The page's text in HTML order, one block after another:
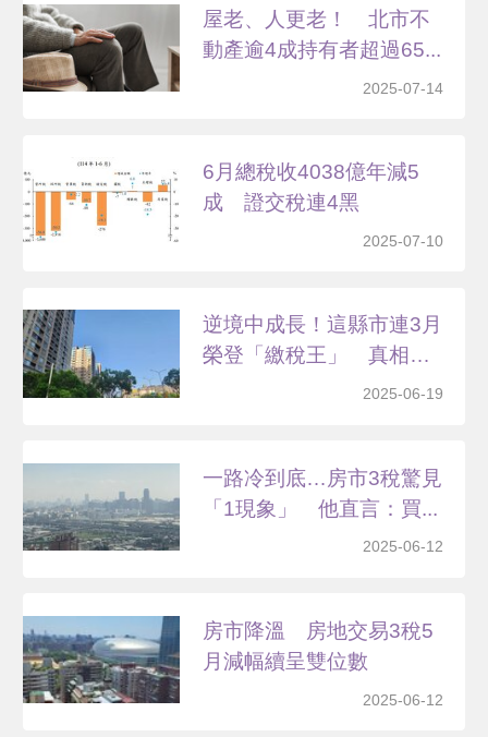
屋老、人更老！ 北市不
動產逾4成持有者超過65...
2025-07-14
6月總稅收4038億年減5
成 證交稅連4黑
2025-07-10
逆境中成長！這縣市連3月
榮登「繳稅王」 真相
2025-06-19
一路冷到底…房市3稅驚見
「1現象」 他直言：買...
2025-06-12
房市降溫 房地交易3稅5
月減幅續呈雙位數
2025-06-12